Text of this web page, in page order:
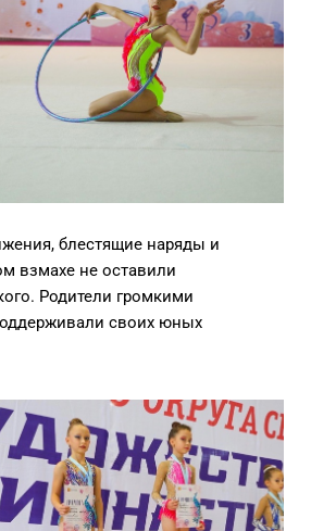
блестящие наряды и
взмахе не оставили
Родители громкими
своих юных